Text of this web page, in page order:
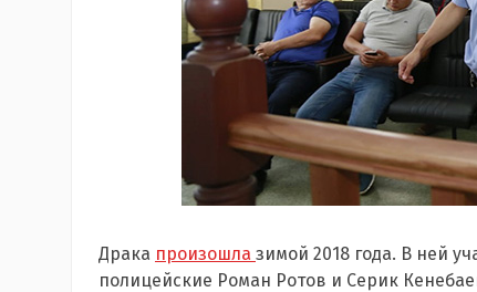
Драка произошла зимой 2018 года. В ней
полицейские Роман Ротов и Серик